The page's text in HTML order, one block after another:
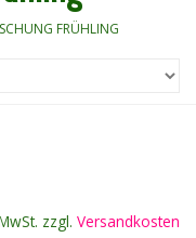
FRÜHLING
zzgl. Versandkosten